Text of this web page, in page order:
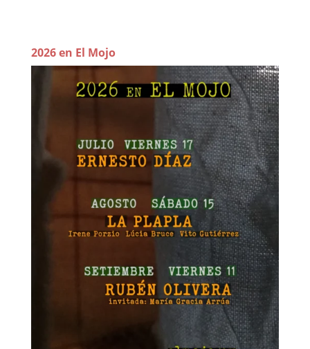
2026 en El Mojo